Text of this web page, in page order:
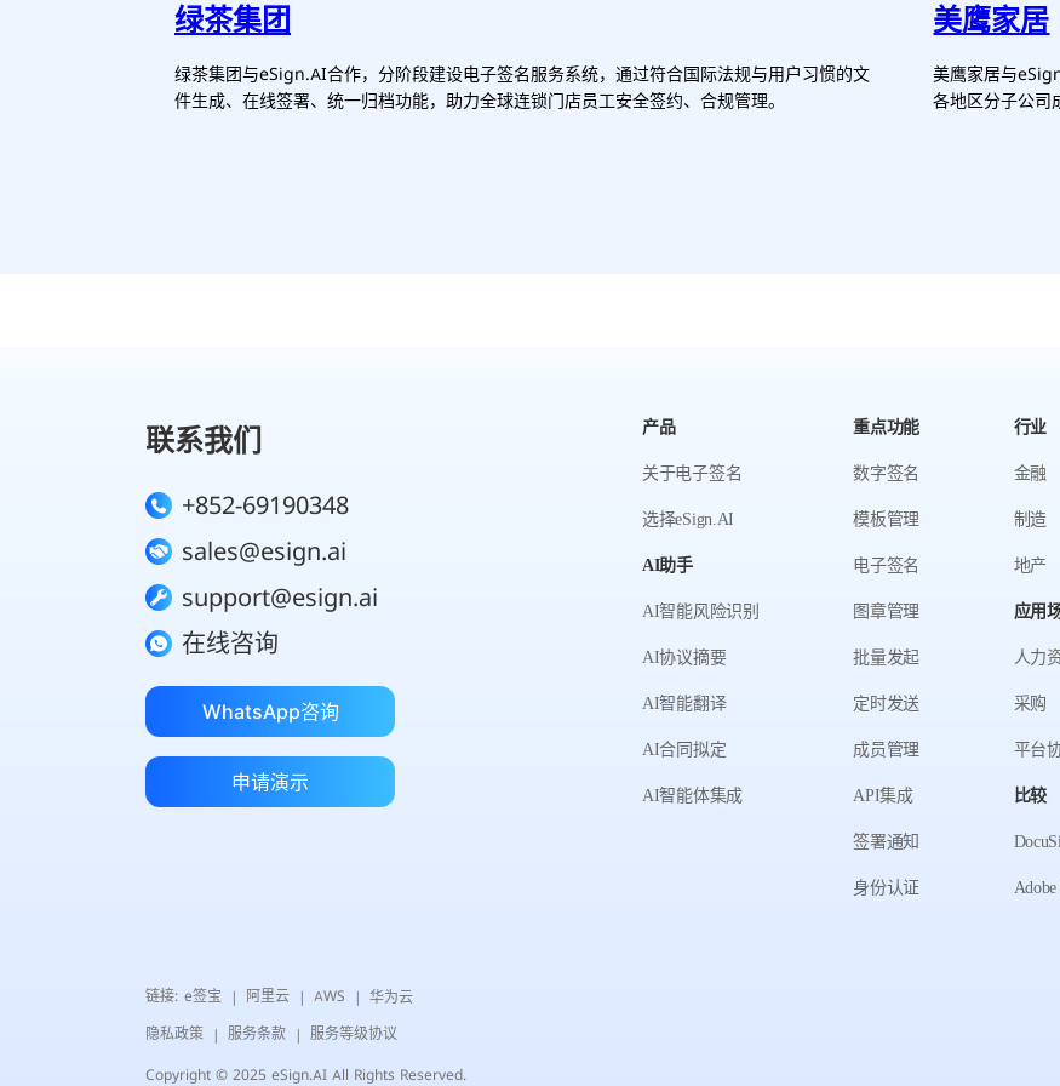
绿茶集团
绿茶集团与eSign.AI合作，分阶段建设电子签名服务系统，通过符合国际法规与用户习惯的文
件生成、在线签署、统一归档功能，助力全球连锁门店员工安全签约、合规管理。
美鹰家居
美鹰家居与
各地区分子公司
联系我们
+852-69190348
sales@esign.ai
support@esign.ai
在线咨询
WhatsApp咨询
申请演示
产品
关于电子签名
选择eSign.AI
AI助手
AI智能风险识别
AI协议摘要
AI智能翻译
AI合同拟定
AI智能体集成
重点功能
数字签名
模板管理
电子签名
图章管理
批量发起
定时发送
成员管理
API集成
签署通知
身份认证
行业
金融
制造
地产
应用
人力
采购
平台
比较
链接: e签宝 阿里云 AWS 华为云
隐私政策 | 服务条款 | 服务等级协议
Copyright © 2025 eSign.AI All Rights Reserved.